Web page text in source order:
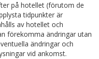
på hotellet (förutom de
tidpunkter är
av hotellet och
förekomma ändringar utan
ändringar och
vid ankomst.